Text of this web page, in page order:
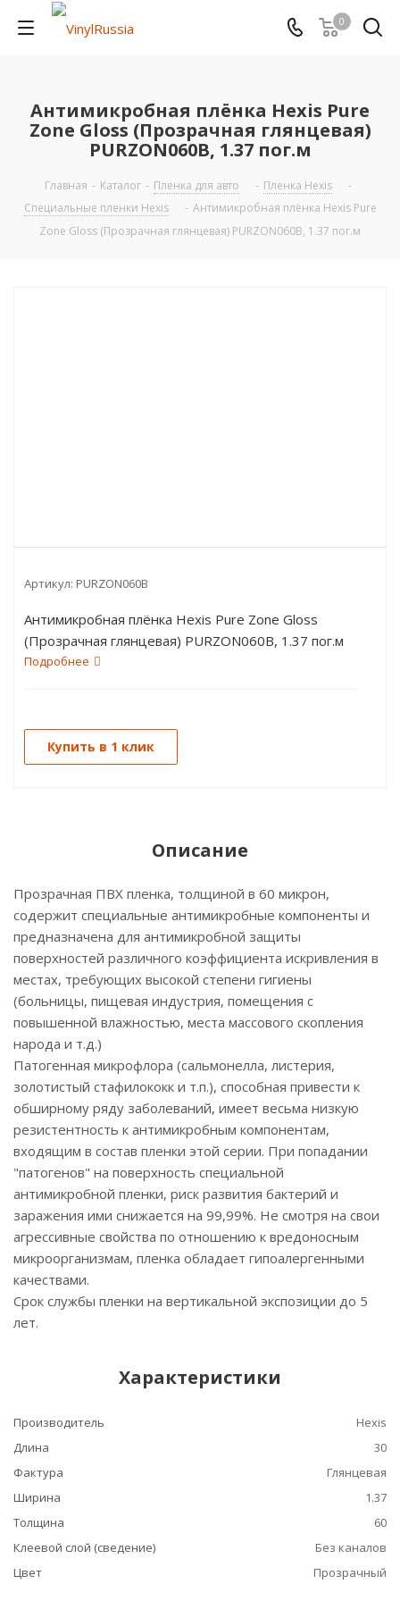
0
Антимикробная плёнка Hexis Pure
Zone Gloss (Прозрачная глянцевая)
PURZON060B, 1.37 пог.м
Главная - Каталог - Пленка для авто - Пленка Hexis
-
Специальные пленки Hexis
- Антимикробная плёнка Hexis Pure
Zone Gloss (Прозрачная глянцевая) PURZON060B, 1.37 пог.м
Артикул: PURZON060B
Антимикробная плёнка Hexis Pure Zone Gloss
(Прозрачная глянцевая) PURZON060B, 1.37 пог.м
Подробнее
Купить в 1 клик
Описание
Прозрачная ПВХ пленка, толщиной в 60 микрон,
содержит специальные антимикробные компоненты и
предназначена для антимикробной защиты
поверхностей различного коэффициента искривления в
местах, требующих высокой степени гигиены
(больницы, пищевая индустрия, помещения с
повышенной влажностью, места массового скопления
народа и т.д.)
Патогенная микрофлора (сальмонелла, листерия,
золотистый стафилококк и т.п.), способная привести к
обширному ряду заболеваний, имеет весьма низкую
резистентность к антимикробным компонентам,
входящим в состав пленки этой серии. При попадании
"патогенов" на поверхность специальной
антимикробной пленки, риск развития бактерий и
заражения ими снижается на 99,99%. Не смотря на свои
агрессивные свойства по отношению к вредоносным
микроорганизмам, пленка обладает гипоалергенными
качествами.
Срок службы пленки на вертикальной экспозиции до 5
лет.
Характеристики
Производитель
Hexis
Длина
30
Фактура
Глянцевая
Ширина
1.37
Толщина
60
Клеевой слой (сведение)
Без каналов
Цвет
Прозрачный